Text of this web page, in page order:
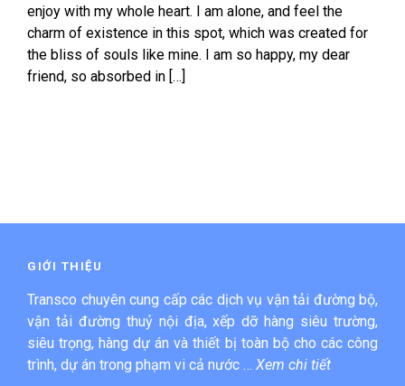
enjoy with my whole heart. I am alone, and feel the
charm of existence in this spot, which was created for
the bliss of souls like mine. I am so happy, my dear
friend, so absorbed in […]
GIỚI THIỆU
Transco chuyên cung cấp các dịch vụ vận tải đường bộ,
vận tải đường thuỷ nội địa, xếp dỡ hàng siêu trường,
siêu trọng, hàng dự án và thiết bị toàn bộ cho các công
trình, dự án trong phạm vi cả nước … Xem chi tiết